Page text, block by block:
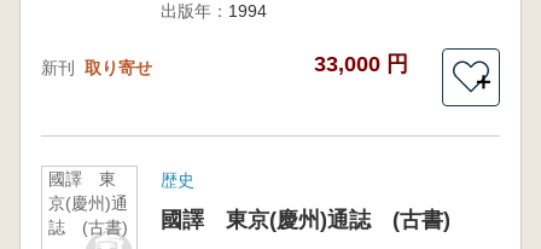
出版年： 1994
新刊 取り寄せ 33,000 円
＋
國譯 東
京(慶州)通
誌 (古書)
歴史
國譯 東京(慶州)通誌 (古書)